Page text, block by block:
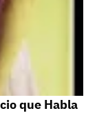
que Habla